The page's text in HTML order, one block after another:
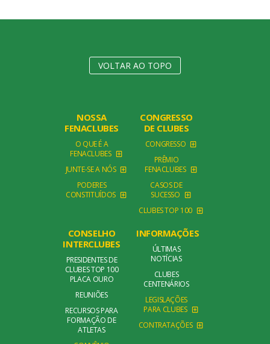
VOLTAR AO TOPO
NOSSA
FENACLUBES
O QUE É A
FENACLUBES
JUNTE-SE A NÓS
PODERES
CONSTITUÍDOS
CONGRESSO
DE CLUBES
CONGRESSO
PRÊMIO
FENACLUBES
CASOS DE
SUCESSO
CLUBES TOP 100
CONSELHO
INTERCLUBES
PRESIDENTES DE
CLUBES TOP 100
PLACA OURO
REUNIÕES
RECURSOS PARA
FORMAÇÃO DE
ATLETAS
INFORMAÇÕES
ÚLTIMAS
NOTÍCIAS
CLUBES
CENTENÁRIOS
LEGISLAÇÕES
PARA CLUBES
CONTRATAÇÕES